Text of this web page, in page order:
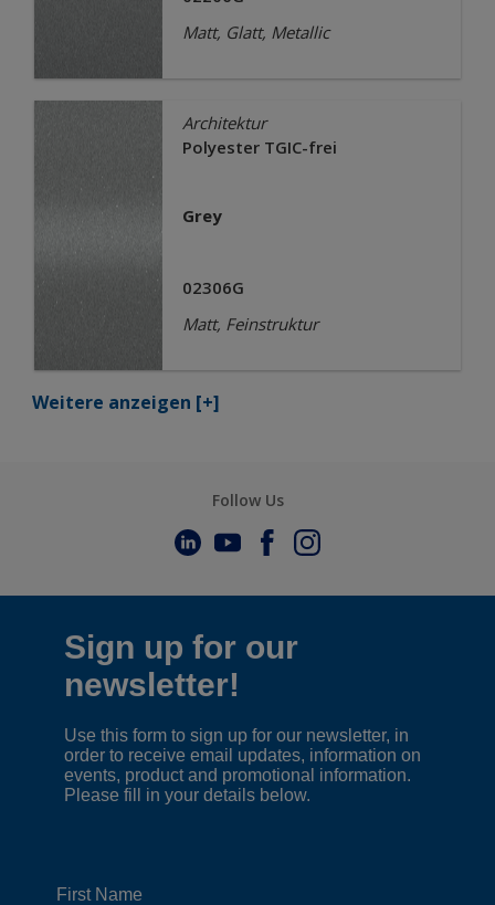
Matt, Glatt, Metallic
Architektur
Polyester TGIC-frei
Grey
02306G
Matt, Feinstruktur
Weitere anzeigen [+]
Follow Us